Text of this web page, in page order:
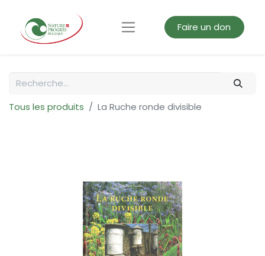
Faire un don
Tous les produits La Ruche ronde divisible